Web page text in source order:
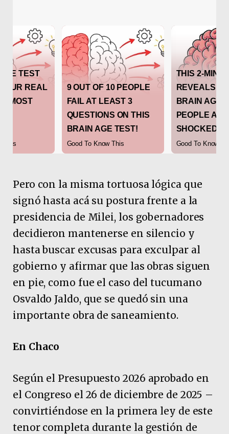
Pero con la misma tortuosa lógica que
signó hasta acá su postura frente a la
presidencia de Milei, los gobernadores
decidieron mantenerse en silencio y
hasta buscar excusas para exculpar al
gobierno y afirmar que las obras siguen
en pie, como fue el caso del tucumano
Osvaldo Jaldo, que se quedó sin una
importante obra de saneamiento.
En Chaco
Según el Presupuesto 2026 aprobado en
el Congreso el 26 de diciembre de 2025 –
convirtiéndose en la primera ley de este
tenor completa durante la gestión de